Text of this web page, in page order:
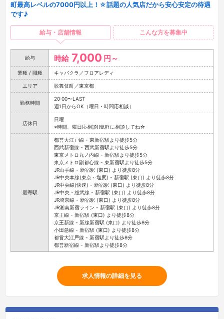
町最高レベルの7000円以上！☆話題の人気店だから安心安定の待遇
です♪
給与・店舗情報 こんな方を募集中
給与 時給 7,000 円～
業種 / 職種 キャバクラ／フロアレディ
エリア 歌舞伎町／東京都
勤務時間
20:00〜LAST
週1日からOK（曜日・時間応相談）
店休日
日曜
※時間、曜日応相談!!気軽に相談してね☆
最寄駅
都営大江戸線 - 東新宿駅より徒歩5分
西武新宿線 - 西武新宿駅より徒歩5分
東京メトロ丸ノ内線 - 新宿駅より徒歩5分
東京メトロ副都心線 - 東新宿駅より徒歩5分
JR山手線 - 新宿駅 (東口) より徒歩8分
JR中央本線(東京～塩尻) - 新宿駅 (東口) より徒歩8分
JR中央線(快速) - 新宿駅 (東口) より徒歩8分
JR中央・総武線 - 新宿駅 (東口) より徒歩8分
JR埼京線 - 新宿駅 (東口) より徒歩8分
JR湘南新宿ライン - 新宿駅 (東口) より徒歩8分
京王線 - 新宿駅 (東口) より徒歩8分
京王新線 - 新線新宿駅 (東口) より徒歩8分
小田急線 - 新宿駅 (東口) より徒歩8分
都営大江戸線 - 新宿駅より徒歩8分
都営新宿線 - 新宿駅より徒歩8分
求人情報の詳細を見る